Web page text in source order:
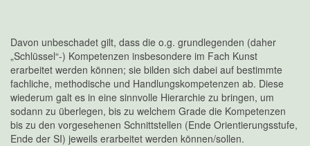
Davon unbeschadet gilt, dass die o.g. grundlegenden (daher
„Schlüssel“-) Kompetenzen insbesondere im Fach Kunst
erarbeitet werden können; sie bilden sich dabei auf bestimmte
fachliche, methodische und Handlungskompetenzen ab. Diese
wiederum galt es in eine sinnvolle Hierarchie zu bringen, um
sodann zu überlegen, bis zu welchem Grade die Kompetenzen
bis zu den vorgesehenen Schnittstellen (Ende Orientierungsstufe,
Ende der SI) jeweils erarbeitet werden können/sollen.